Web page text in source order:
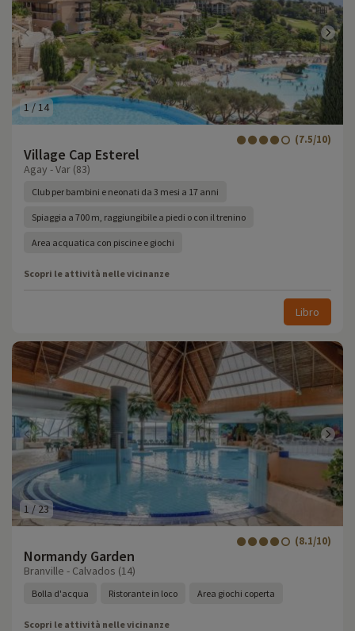
1 /14
Village Cap Esterel
(7.5/10)
Agay - Var (83)
Club per bambini e neonati da 3 mesi a 17 anni
Spiaggia a 700 m, raggiungibile a piedi o con il trenino
Area acquatica con piscine e giochi
Scopri le attività nelle vicinanze
Libro
1 / 23
Normandy Garden
(8.1/10)
Branville - Calvados (14)
Bolla d'acqua Ristorante in loco Area giochi coperta
Scopri le attività nelle vicinanze